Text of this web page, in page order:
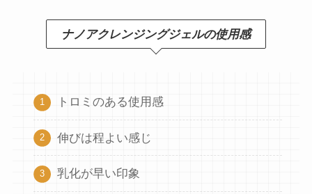
ナノアクレンジングジェルの使用感
トロミのある使用感
伸びは程よい感じ
乳化が早い印象